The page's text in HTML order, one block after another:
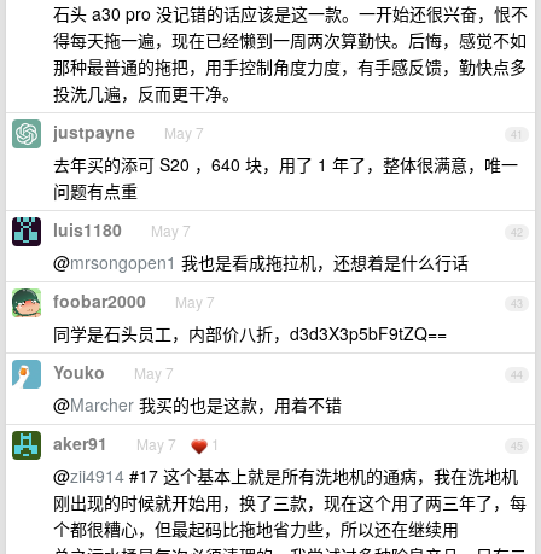
石头 a30 pro 没记错的话应该是这一款。一开始还很兴奋，恨不
得每天拖一遍，现在已经懒到一周两次算勤快。后悔，感觉不如
那种最普通的拖把，用手控制角度力度，有手感反馈，勤快点多
投洗几遍，反而更干净。
41
justpayne May 7
去年买的添可 S20 ，640 块，用了 1 年了，整体很满意，唯一
问题有点重
42
luis1180 May 7
@mrsongopen1 我也是看成拖拉机，还想着是什么行话
43
foobar2000 May 7
同学是石头员工，内部价八折，d3d3X3p5bF9tZQ==
44
Youko May 7
@Marcher 我买的也是这款，用着不错
45
aker91 May 7 1
@zii4914 #17 这个基本上就是所有洗地机的通病，我在洗地机
刚出现的时候就开始用，换了三款，现在这个用了两三年了，每
个都很糟心，但最起码比拖地省力些，所以还在继续用